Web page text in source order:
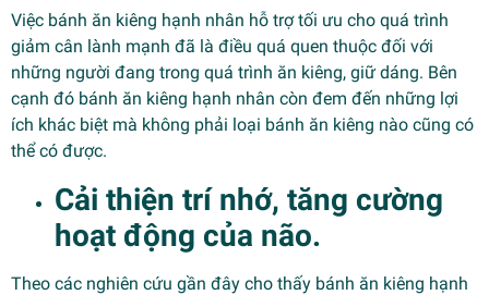
Việc bánh ăn kiêng hạnh nhân hỗ trợ tối ưu cho quá trình
giảm cân lành mạnh đã là điều quá quen thuộc đối với
những người đang trong quá trình ăn kiêng, giữ dáng. Bên
cạnh đó bánh ăn kiêng hạnh nhân còn đem đến những lợi
ích khác biệt mà không phải loại bánh ăn kiêng nào cũng có
thể có được.
Cải thiện trí nhớ, tăng cường
hoạt động của não.
Theo các nghiên cứu gần đây cho thấy bánh ăn kiêng hạnh